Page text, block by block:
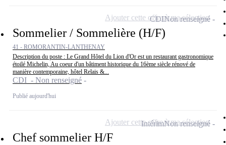
Sommelier / Sommelière (H/F)
41 - ROMORANTIN-LANTHENAY
Description du poste : Le Grand Hôtel du Lion d'Or est un restaurant gastronomique
étoilé Michelin, Au coeur d'un bâtiment historique du 16ème siècle rénové de
manière contemporaine, hôtel Relais &...
CDI - Non renseigné
Publié aujourd'hui
CDINon renseigné
Ajouter cette offre à ma sélection
Chef sommelier H/F
IntérimNon renseigné
Ajouter cette offre à ma sélection